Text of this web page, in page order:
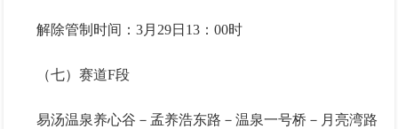
解除管制时间：3月29日13：00时
（七）赛道F段
易汤温泉养心谷－孟养浩东路－温泉一号桥－月亮湾路